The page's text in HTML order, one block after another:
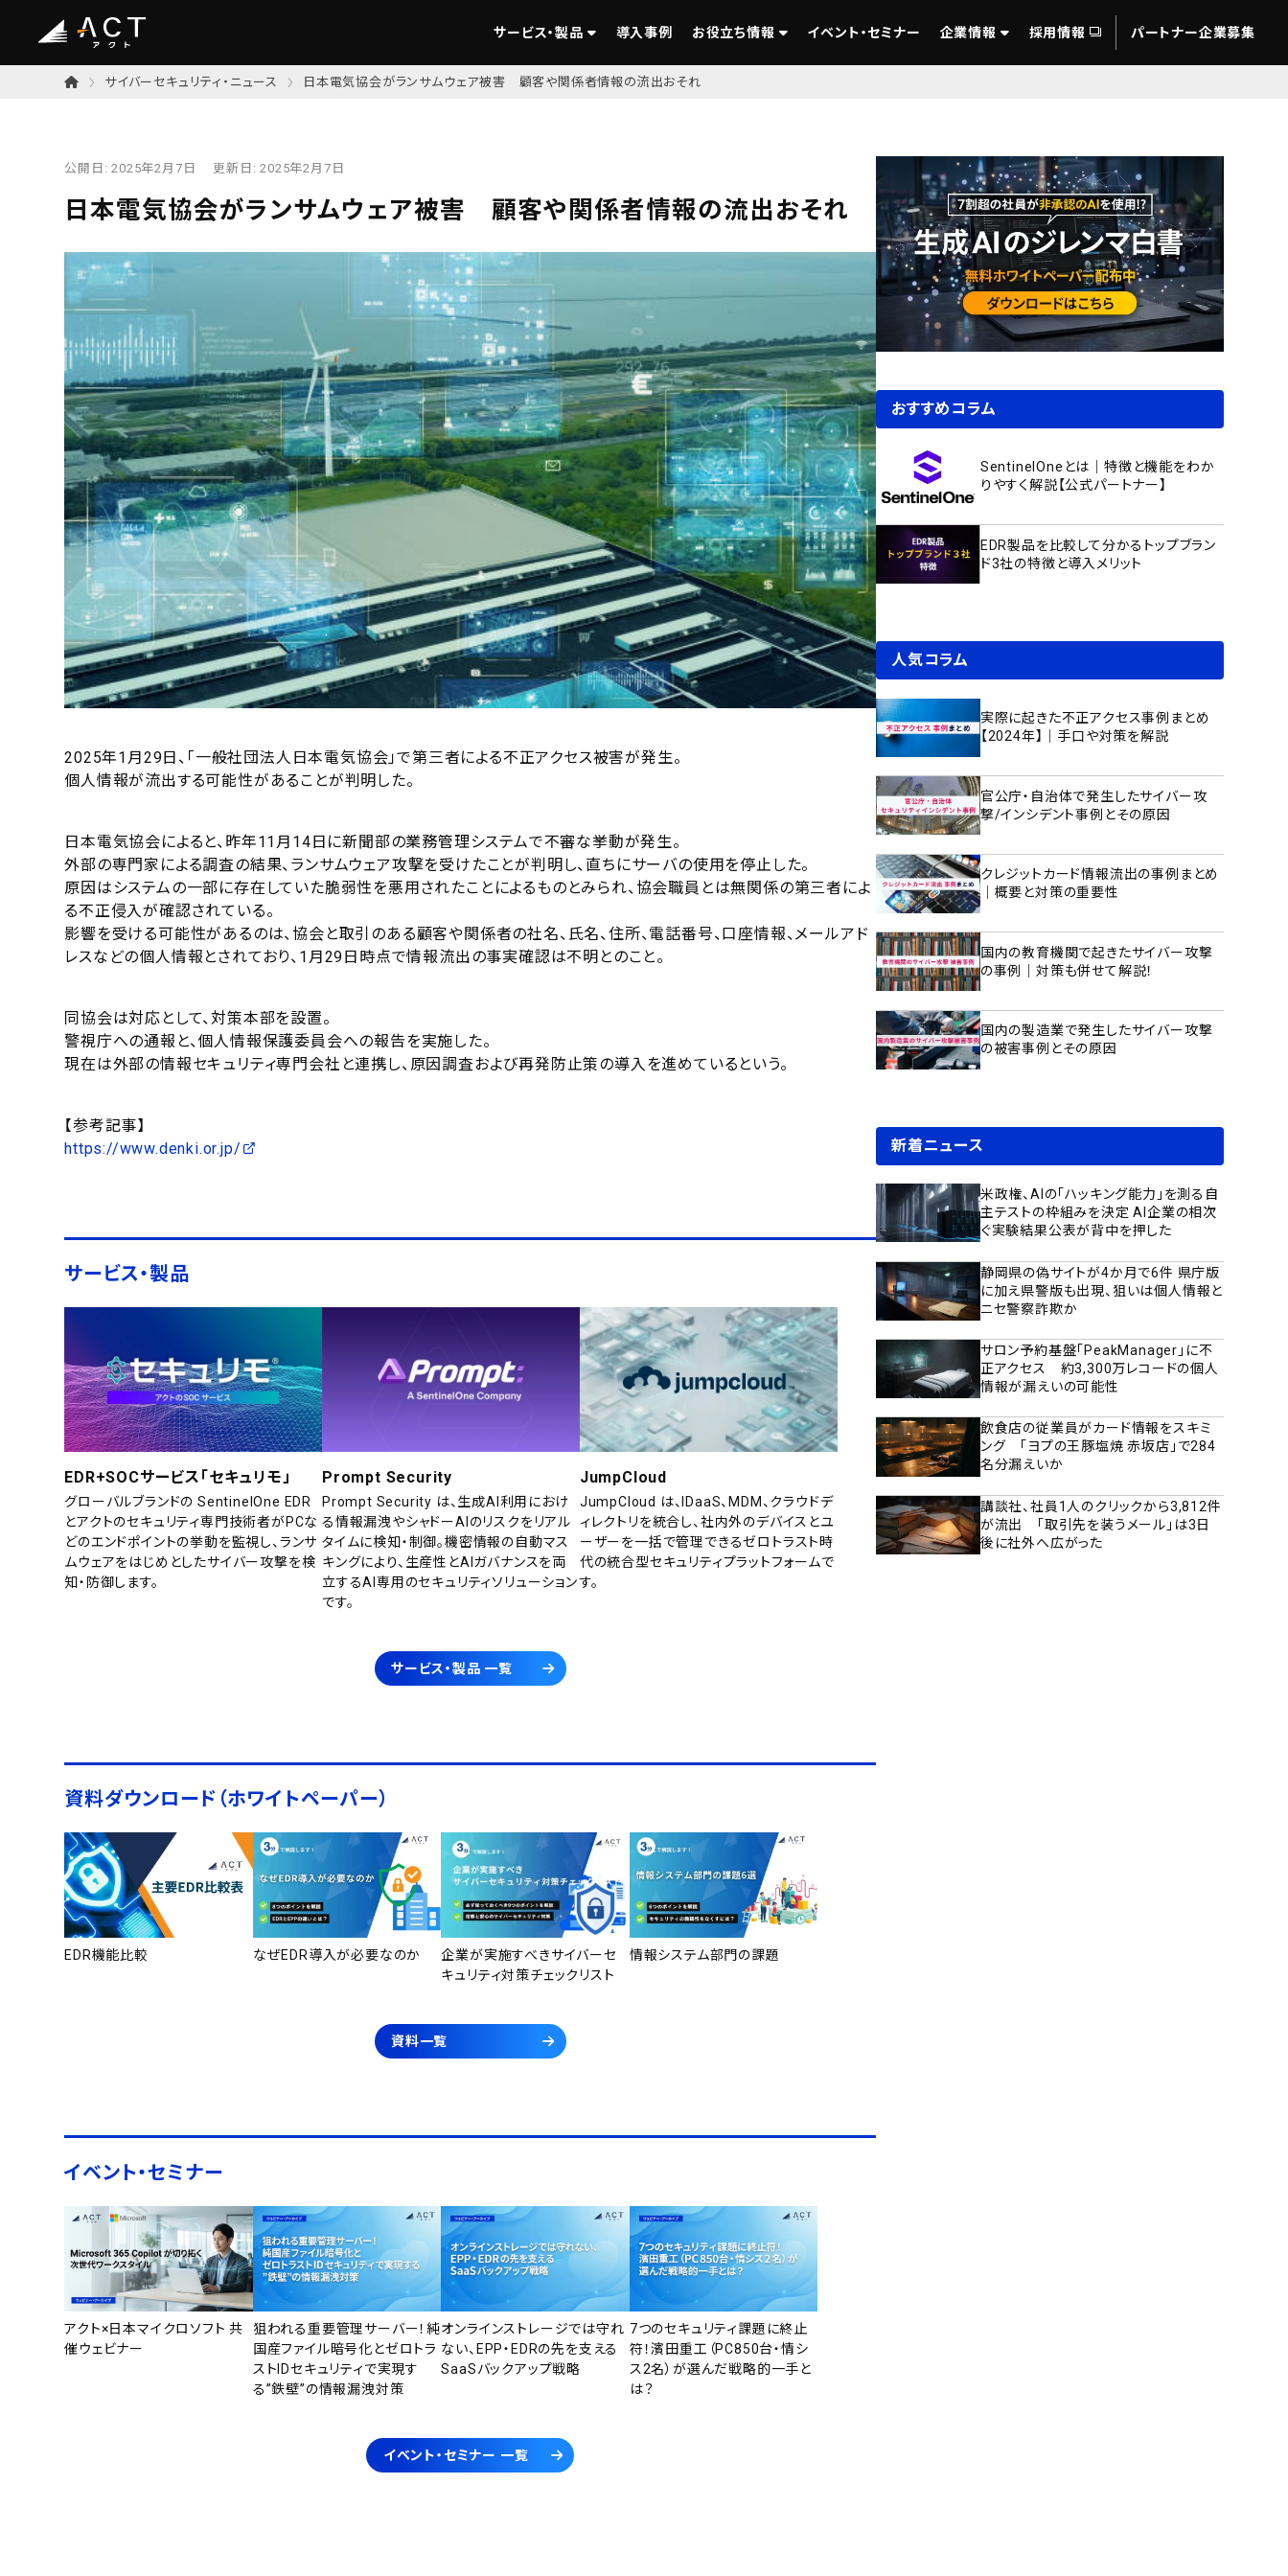
サービス・製品 導入事例 お役立ち情報 イベント・セミナー 企業情報 採用情報 パートナー企業募集
サイバーセキュリティ・ニュース 日本電気協会がランサムウェア被害 顧客や関係者情報の流出おそれ
公開日:2025年2月7日 更新日:2025年2月7日
日本電気協会がランサムウェア被害 顧客や関係者情報の流出おそれ
2025年1月29日、「一般社団法人日本電気協会」で第三者による不正アクセス被害が発生。
個人情報が流出する可能性があることが判明した。
日本電気協会によると、昨年11月14日に新聞部の業務管理システムで不審な挙動が発生。
外部の専門家による調査の結果、ランサムウェア攻撃を受けたことが判明し、直ちにサーバの使用を停止した。
原因はシステムの一部に存在していた脆弱性を悪用されたことによるものとみられ、協会職員とは無関係の第三者によ
る不正侵入が確認されている。
影響を受ける可能性があるのは、協会と取引のある顧客や関係者の社名、氏名、住所、電話番号、口座情報、メールアド
レスなどの個人情報とされており、1月29日時点で情報流出の事実確認は不明とのこと。
同協会は対応として、対策本部を設置。
警視庁への通報と、個人情報保護委員会への報告を実施した。
現在は外部の情報セキュリティ専門会社と連携し、原因調査および再発防止策の導入を進めているという。
【参考記事】
https://www.denki.or.jp/
サービス・製品
EDR+SOCサービス「セキュリモ」
グローバルブランドの SentinelOne EDR
とアクトのセキュリティ専門技術者がPCな
どのエンドポイントの挙動を監視し、ランサ
ムウェアをはじめとしたサイバー攻撃を検
知・防御します。
Prompt Security
Prompt Security は、生成AI利用におけ
る情報漏洩やシャドーAIのリスクをリアル
タイムに検知・制御。機密情報の自動マス
キングにより、生産性とAIガバナンスを両
立するAI専用のセキュリティソリューション
です。
JumpCloud
JumpCloud は、IDaaS、MDM、クラウドデ
ィレクトリを統合し、社内外のデバイスとユ
ーザーを一括で管理できるゼロトラスト時
代の統合型セキュリティプラットフォームで
す。
サービス・製品 一覧
資料ダウンロード（ホワイトペーパー）
EDR機能比較 なぜEDR導入が必要なのか
企業が実施すべきサイバーセ
キュリティ対策チェックリスト
情報システム部門の課題
資料一覧
イベント・セミナー
アクト×日本マイクロソフト 共
催ウェビナー
狙われる重要管理サーバー！純
国産ファイル暗号化とゼロトラ
ストIDセキュリティで実現す
る”鉄壁”の情報漏洩対策
オンラインストレージでは守れ
ない、EPP・EDRの先を支える
SaaSバックアップ戦略
7つのセキュリティ課題に終止
符！濱田重工（PC850台・情シ
ス2名）が選んだ戦略的一手と
は？
イベント・セミナー 一覧
おすすめコラム
SentinelOneとは｜特徴と機能をわか
りやすく解説【公式パートナー】
EDR製品を比較して分かるトップブラン
ド3社の特徴と導入メリット
人気コラム
実際に起きた不正アクセス事例まとめ
【2024年】｜手口や対策を解説
官公庁・自治体で発生したサイバー攻
撃/インシデント事例とその原因
クレジットカード情報流出の事例まとめ
｜概要と対策の重要性
国内の教育機関で起きたサイバー攻撃
の事例｜対策も併せて解説！
国内の製造業で発生したサイバー攻撃
の被害事例とその原因
新着ニュース
米政権、AIの「ハッキング能力」を測る自
主テストの枠組みを決定 AI企業の相次
ぐ実験結果公表が背中を押した
静岡県の偽サイトが4か月で6件 県庁版
に加え県警版も出現、狙いは個人情報と
ニセ警察詐欺か
サロン予約基盤「PeakManager」に不
正アクセス 約3,300万レコードの個人
情報が漏えいの可能性
飲食店の従業員がカード情報をスキミ
ング 「ヨプの王豚塩焼 赤坂店」で284
名分漏えいか
講談社、社員1人のクリックから3,812件
が流出 「取引先を装うメール」は3日
後に社外へ広がった